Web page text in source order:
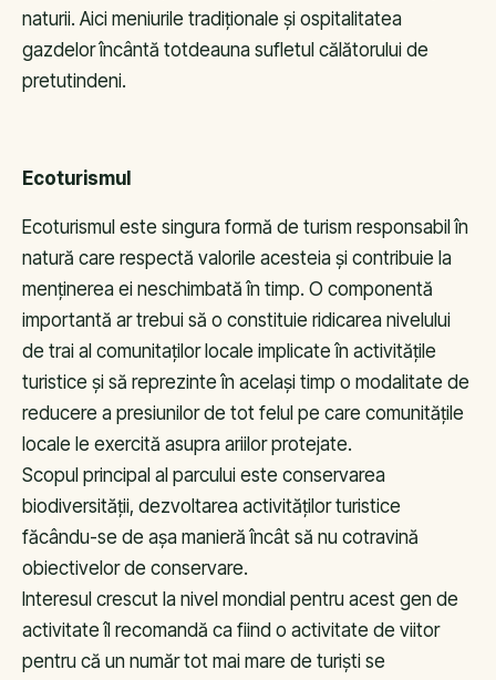
naturii. Aici meniurile tradiționale și ospitalitatea
gazdelor încântă totdeauna sufletul călătorului de
pretutindeni.
Ecoturismul
Ecoturismul este singura formă de turism responsabil în
natură care respectă valorile acesteia și contribuie la
menținerea ei neschimbată în timp. O componentă
importantă ar trebui să o constituie ridicarea nivelului
de trai al comunitaților locale implicate în activitățile
turistice și să reprezinte în același timp o modalitate de
reducere a presiunilor de tot felul pe care comunitățile
locale le exercită asupra ariilor protejate.
Scopul principal al parcului este conservarea
biodiversității, dezvoltarea activităților turistice
făcându-se de așa manieră încât să nu cotravină
obiectivelor de conservare.
Interesul crescut la nivel mondial pentru acest gen de
activitate îl recomandă ca fiind o activitate de viitor
pentru că un număr tot mai mare de turiști se